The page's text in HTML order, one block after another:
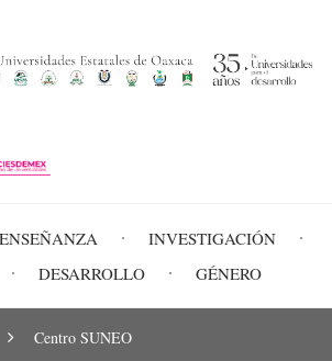
ENSEÑANZA
INVESTIGACIÓN
DESARROLLO GÉNERO
Centro SUNEO